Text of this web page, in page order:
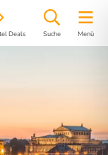
Deals Suche Menü